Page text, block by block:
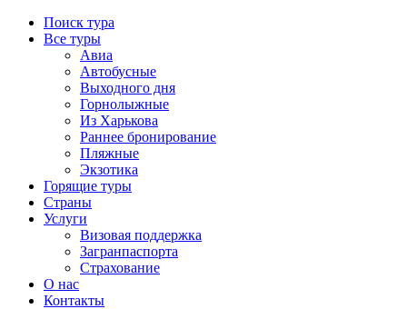
Поиск тура
Все туры
Авиа
Автобусные
Выходного дня
Горнолыжные
Из Харькова
Раннее бронирование
Пляжные
Экзотика
Горящие туры
Страны
Услуги
Визовая поддержка
Загранпаспорта
Страхование
О нас
Контакты